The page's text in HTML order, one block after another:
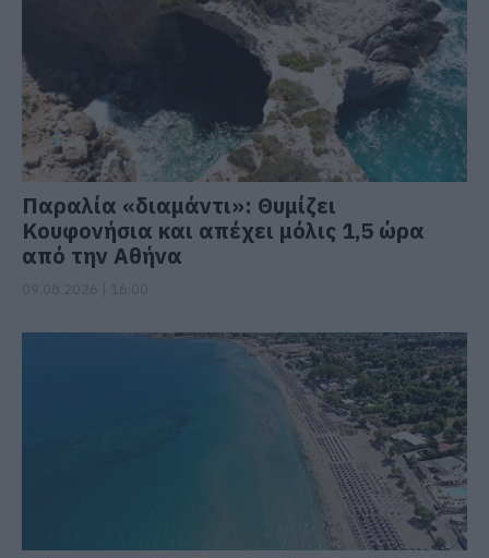
Παραλία «διαμάντι»: Θυμίζει
Κουφονήσια και απέχει μόλις 1,5 ώρα
από την Αθήνα